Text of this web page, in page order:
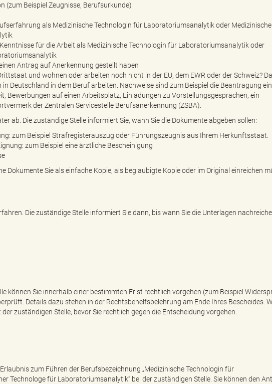
e
i
s
B
ö
d
(zum Beispiel Zeugnisse, Berufsurkunde)
als Medizinische Technologin für Laboratoriumsanalytik oder
für die Arbeit als Medizinische Technologin für Laboratoriumsanalytik oder
Antrag auf Anerkennung gestellt haben
und wohnen oder arbeiten noch nicht in der EU, dem EWR oder der Schweiz?
in Deutschland in dem Beruf arbeiten. Nachweise sind zum Beispiel die Beantragung
Bewerbungen auf einen Arbeitsplatz, Einladungen zu Vorstellungsgesprächen, ein
der Zentralen Servicestelle Berufsanerkennung (ZSBA).
ab. Die zuständige Stelle informiert Sie, wann Sie die Dokumente abgeben sollen:
zum Beispiel Strafregisterauszug oder Führungszeugnis aus Ihrem Herkunftsstaat.
zum Beispiel eine ärztliche Bescheinigung
Dokumente Sie als einfache Kopie, als beglaubigte Kopie oder im Original einreichen
Die zuständige Stelle informiert Sie dann, bis wann Sie die Unterlagen
können Sie innerhalb einer bestimmten Frist rechtlich vorgehen (zum Beispiel
Details dazu stehen in der Rechtsbehelfsbelehrung am Ende Ihres Bescheides.
zuständigen Stelle, bevor Sie rechtlich gegen die Entscheidung vorgehen.
zum Führen der Berufsbezeichnung „Medizinische Technologin für
Technologe für Laboratoriumsanalytik“ bei der zuständigen Stelle. Sie können den